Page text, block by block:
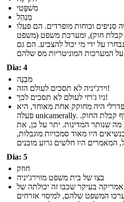
מִשׁפָּטִי
מְנַהֵל
סניפים וכוחות מופרדים. הם פעלו
קבלת חוק), ומערכת משפט (משפט
על ידי מי יכול להצביע. הם גם
Dia: 4
מִבְנֶה
וירג'יניה לא תסכים לעולם הזה!
ניו ג'רזי לעולם לא תסכים לכך!
היה מחוקק אחת מאוחד, היא
פעלה unicamerally. וקיים הענף היחיד היה מחוקק, או גוף קבלת החוק.
שנותר המדינות. יתר על כן, את
היו מאוד סמכויות מוגבלות,
Dia: 5
חוזק
בצו של בית משפט מווירג'יניה
בעיקר שכבו זה יכולתה של
המשפט שלהם, למיסוי אזרחים